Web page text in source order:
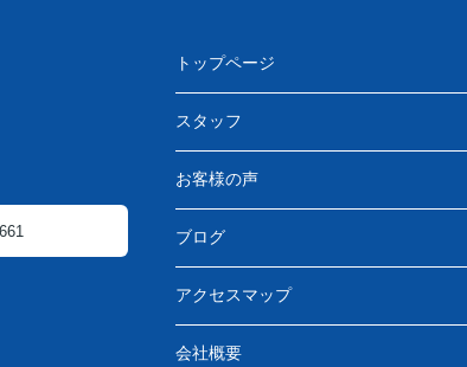
トップページ
スタッフ
お客様の声
ブログ
アクセスマップ
会社概要